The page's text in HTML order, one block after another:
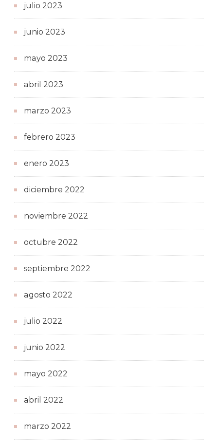
julio 2023
junio 2023
mayo 2023
abril 2023
marzo 2023
febrero 2023
enero 2023
diciembre 2022
noviembre 2022
octubre 2022
septiembre 2022
agosto 2022
julio 2022
junio 2022
mayo 2022
abril 2022
marzo 2022